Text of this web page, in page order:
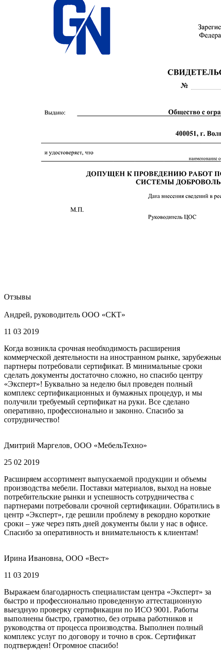
Отзывы
Андрей, руководитель ООО «СКТ»
11 03 2019
Когда возникла срочная необходимость расширения
коммерческой деятельности на иностранном рынке,
партнеры потребовали сертификат. В минимальные сроки
сделать документы достаточно сложно, но спасибо центру
«Эксперт»! Буквально за неделю был проведен полный
комплекс сертификационных и бумажных процедур, и мы
получили требуемый сертификат на руки. Все сделано
оперативно, профессионально и законно. Спасибо за
сотрудничество!
Дмитрий Маргелов, ООО «МебельТехно»
25 02 2019
Расширяем ассортимент выпускаемой продукции и объемы
производства мебели. Поставки материалов, выход на новые
потребительские рынки и успешность сотрудничества с
партнерами потребовали срочной сертификации. Обратились в
центр «Эксперт», где решили проблему в рекордно короткие
сроки – уже через пять дней документы были у нас в офисе.
Спасибо за оперативность и внимательность к клиентам!
Ирина Ивановна, ООО «Вест»
11 03 2019
Выражаем благодарность специалистам центра «Эксперт» за
быстро и профессионально проведенную аттестационную
выездную проверку сертификации по ИСО 9001. Работы
выполнены быстро, грамотно, без отрыва работников и
руководства от процесса производства. Выполнен полный
комплекс услуг по договору и точно в срок. Сертификат
подтвержден! Огромное спасибо!